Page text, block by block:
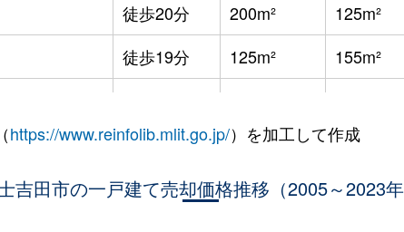
徒歩20分 200m² 125m²
徒歩19分 125m² 155m²
徒歩21分 165m² 50m²
徒歩16分 330m² 200m²
https://www.reinfolib.mlit.go.jp/）を加工して作成
吉田市の一戸建て売却価格推移（2005～2023年